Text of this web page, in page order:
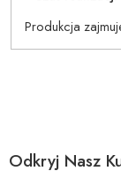
Produkcja
Odkryj Nasz